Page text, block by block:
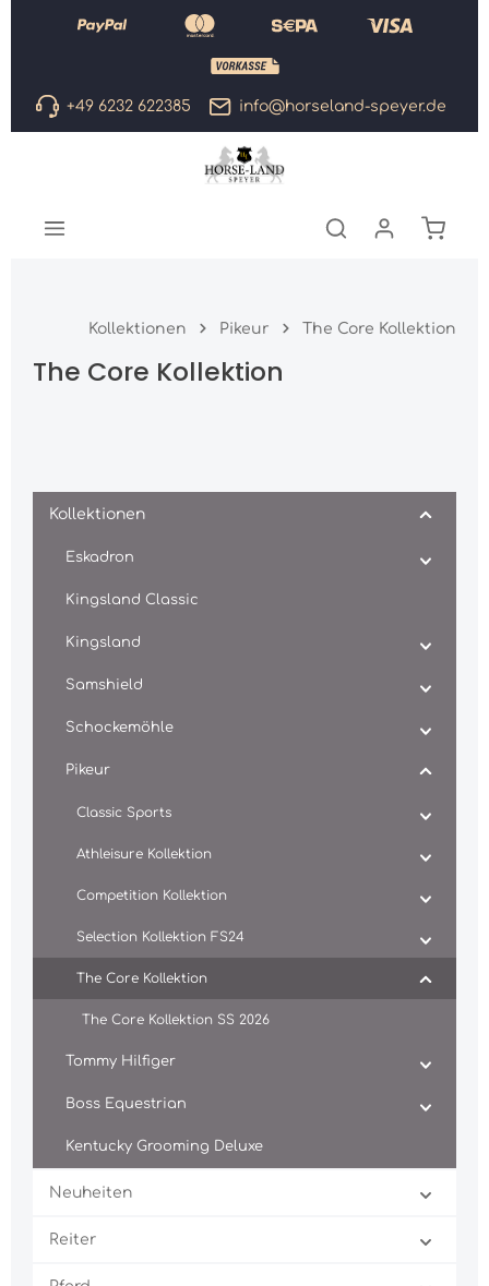
Zum Hauptinhalt springen
+49 6232 622385 info@horseland-speyer.de
Kollektionen Pikeur The Core Kollektion
The Core Kollektion
Kollektionen
Eskadron
Kingsland Classic
Kingsland
Samshield
Schockemöhle
Pikeur
Classic Sports
Athleisure Kollektion
Competition Kollektion
Selection Kollektion FS24
The Core Kollektion
The Core Kollektion SS 2026
Tommy Hilfiger
Boss Equestrian
Kentucky Grooming Deluxe
Neuheiten
Reiter